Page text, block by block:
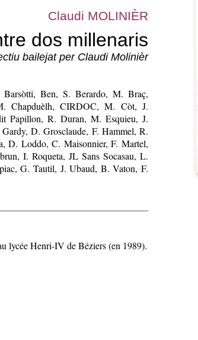
Claudi MOLINIÈR
dos millenaris
bailejat per Claudi Molinièr
Ben, S. Berardo, M. Braç,
Chapduèlh, CIRDOC, M. Còt, J.
Papillon, R. Duran, M. Esquieu, J.
D. Grosclaude, F. Hammel, R.
D. Loddo, C. Maisonnier, F. Martel,
I. Roqueta, JL Sans Socasau, L.
G. Tautil, J. Ubaud, B. Vaton, F.
lycée Henri-IV de Béziers (en 1989).